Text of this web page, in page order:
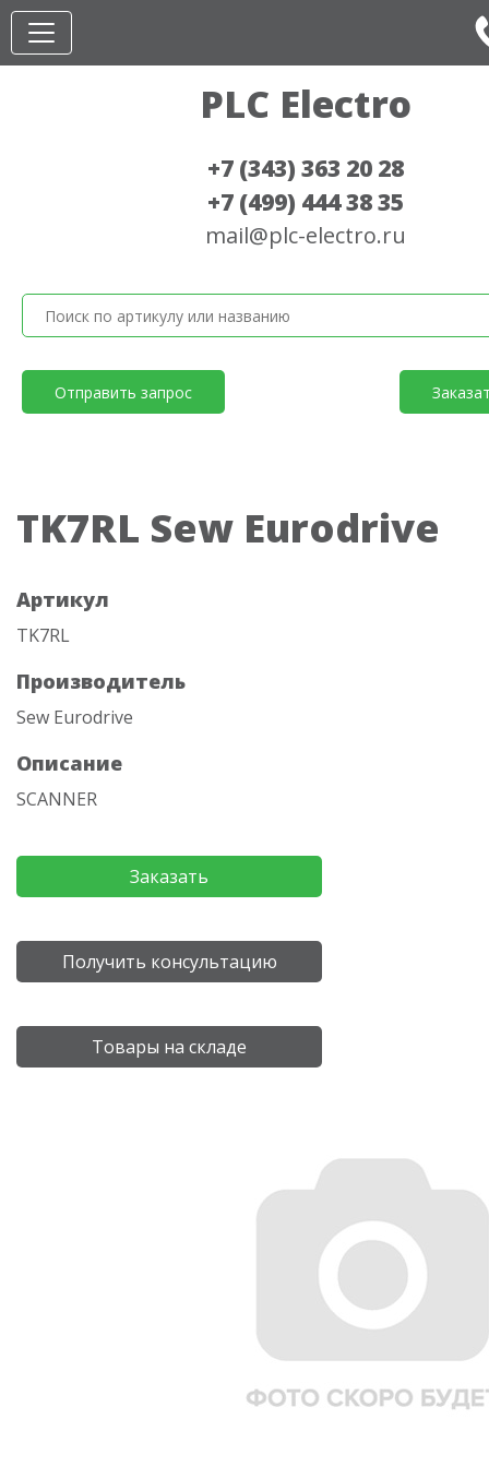
PLC Electro
+7 (343) 363 20 28
+7 (499) 444 38 35
mail@plc-electro.ru
Отправить запрос
TK7RL Sew Eurodrive
Артикул
TK7RL
Производитель
Sew Eurodrive
Описание
SCANNER
Заказать
Получить консультацию
Товары на складе